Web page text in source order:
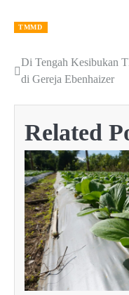
TMMD
Post
navigation
Di Tengah Kesibukan
di Gereja Ebenhaizer
Related